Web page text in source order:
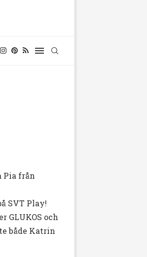
Pia från
SVT Play!
GLUKOS och
både Katrin